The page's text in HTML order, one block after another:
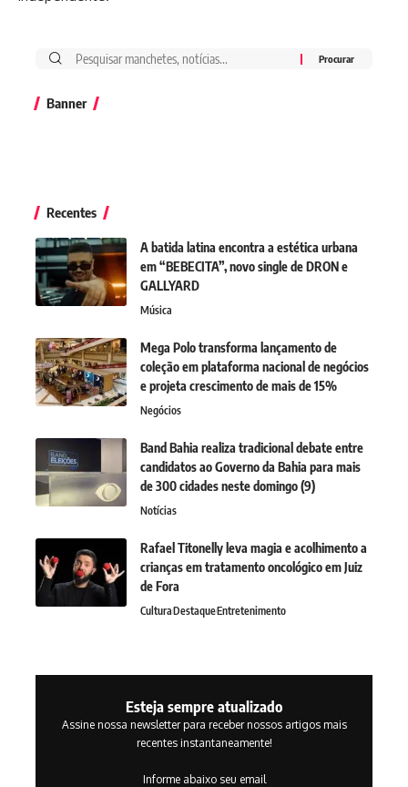
Banner
Recentes
A batida latina encontra a estética urbana
em “BEBECITA”, novo single de DRON e
GALLYARD
Música
Mega Polo transforma lançamento de
coleção em plataforma nacional de negócios
e projeta crescimento de mais de 15%
Negócios
Band Bahia realiza tradicional debate entre
candidatos ao Governo da Bahia para mais
de 300 cidades neste domingo (9)
Notícias
Rafael Titonelly leva magia e acolhimento a
crianças em tratamento oncológico em Juiz
de Fora
CulturaDestaqueEntretenimento
Esteja sempre atualizado
Assine nossa newsletter para receber nossos artigos mais
recentes instantaneamente!
Informe abaixo seu email